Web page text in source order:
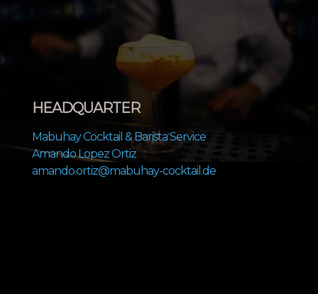
HEADQUARTER
Mabuhay Cocktail & Barista Service
Amando Lopez Ortiz
amando.ortiz@mabuhay-cocktail.de